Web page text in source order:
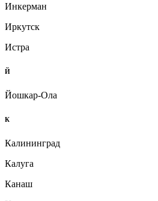
Инкерман
Иркутск
Истра
Й
Йошкар-Ола
К
Калининград
Калуга
Канаш